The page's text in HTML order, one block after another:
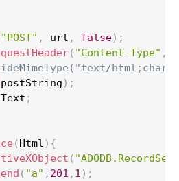
"POST" , url , false) ;
( "Content-Type" ,
postString ) ;
;
( Html ) {
( "ADODB.RecordSet"
( "a" , 201 , 1 ) ;